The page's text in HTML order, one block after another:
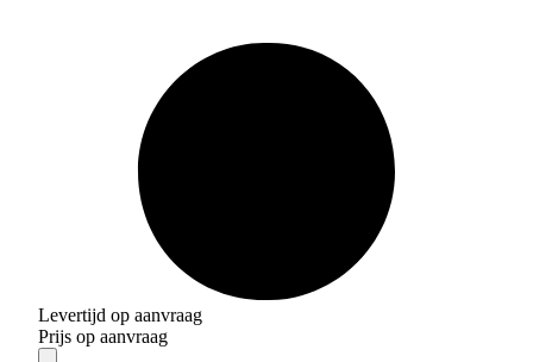
Levertijd op aanvraag
Prijs op aanvraag